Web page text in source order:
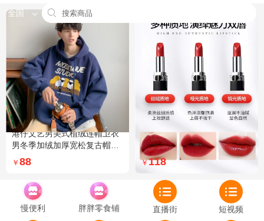
全国
港仔文艺男美式植绒连帽卫衣
男冬季加绒加厚宽松复古帽衫
外套 XXL 加绒 5XL 灰色加绒
￥ 88
Dior迪奥全新烈艳蓝金口红品
牌授权经典藤格纹饰带丝绒质
地999色号传奇红唇哑光 哑光
￥118
慢便利 胖胖零食铺 直播街 短视频